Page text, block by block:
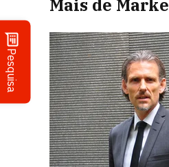
Pesquisa
Mais de